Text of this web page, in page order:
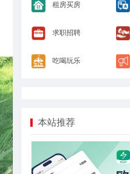
租房买房
求职招聘
吃喝玩乐
本站推荐